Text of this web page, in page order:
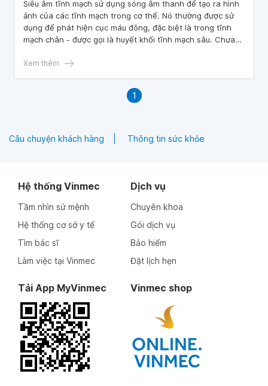
Siêu âm tĩnh mạch sử dụng sóng âm thanh để tạo ra hình
ảnh của các tĩnh mạch trong cơ thể. Nó thường được sử
dụng để phát hiện cục máu đông, đặc biệt là trong tĩnh
mạch chân - được gọi là huyết khối tĩnh mạch sâu. Chưa
thể được yêu cầu không ăn hoặc uống bất cứ thứ gì ngoài
không cần chuẩn bị đặc biệt cho quy trình này. Để đồ
trang sức ở nhà và mặc quần áo rộng rãi, thoải mái. Bạn có
Xem thêm
1
Câu chuyện khách hàng Thông tin sức khỏe
Hệ thống Vinmec
Tầm nhìn sứ mệnh
Hệ thống cơ sở y tế
Tìm bác sĩ
Làm việc tại Vinmec
Dịch vụ
Chuyên khoa
Gói dịch vụ
Bảo hiểm
Đặt lịch hẹn
Tải App MyVinmec Vinmec shop